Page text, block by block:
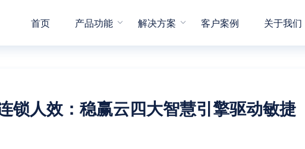
首页 产品功能 解决方案 客户案例 关于我们
锁人效：稳赢云四大智慧引擎驱动敏捷